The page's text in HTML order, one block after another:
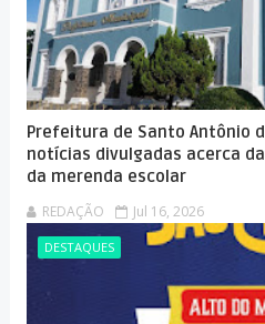
Prefeitura de Santo Antônio
notícias divulgadas acerca
da merenda escolar
REDAÇÃO Jul 16, 2026
DESTAQUES